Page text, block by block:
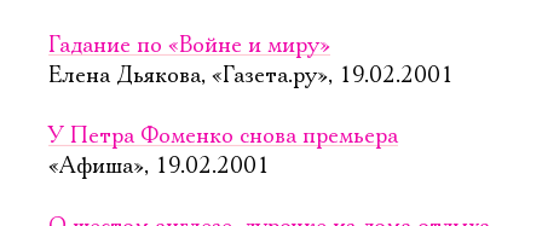
Гадание по «Войне и миру»
Елена Дьякова, «Газета.ру», 19.02.2001
У Петра Фоменко снова премьера
«Афиша», 19.02.2001